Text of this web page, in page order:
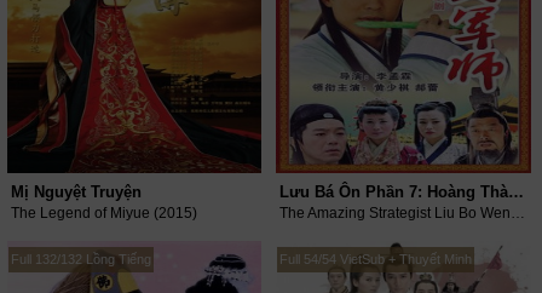
Mị Nguyệt Truyện
The Legend of Miyue (2015)
Lưu Bá Ôn Phần 7: Hoàng Thành Long Hổ Đấu
The Amazing Strategist Liu Bo Wen VII (2006)
Full 132/132 Lồng Tiếng Full 54/54 VietSub + Thuyết Minh